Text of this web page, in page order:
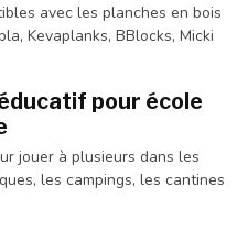
avec les planches en bois
Kevaplanks, BBlocks, Micki
pour école
jouer à plusieurs dans les
les campings, les cantines